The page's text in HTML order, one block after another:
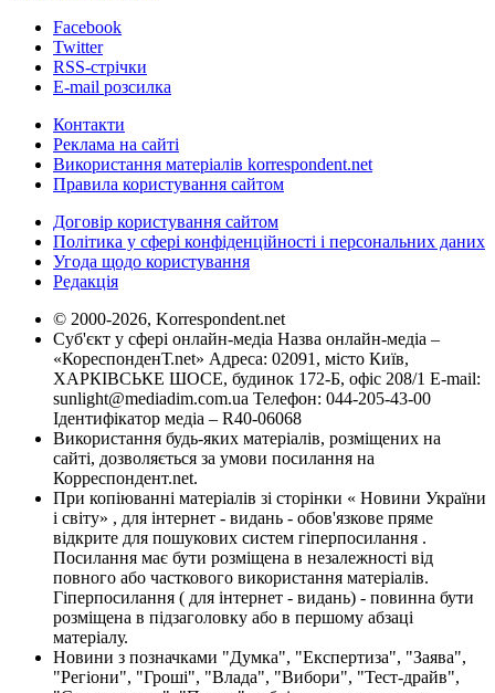
Facebook
Twitter
RSS-стрічки
E-mail розсилка
Контакти
Реклама на сайті
Використання матеріалів korrespondent.net
Правила користування сайтом
Договір користування сайтом
Політика у сфері конфіденційності і персональних даних
Угода щодо користування
Редакція
© 2000-2026, Korrespondent.net
Суб'єкт у сфері онлайн-медіа Назва онлайн-медіа –
«КореспонденТ.net» Адреса: 02091, місто Київ,
ХАРКІВСЬКЕ ШОСЕ, будинок 172-Б, офіс 208/1 E-mail:
sunlight@mediadim.com.ua Телефон: 044-205-43-00
Ідентифікатор медіа – R40-06068
Використання будь-яких матеріалів, розміщених на
сайті, дозволяється за умови посилання на
Корреспондент.net.
При копіюванні матеріалів зі сторінки « Новини України
і світу» , для інтернет - видань - обов'язкове пряме
відкрите для пошукових систем гіперпосилання .
Посилання має бути розміщена в незалежності від
повного або часткового використання матеріалів.
Гіперпосилання ( для інтернет - видань) - повинна бути
розміщена в підзаголовку або в першому абзаці
матеріалу.
Новини з позначками "Думка", "Експертиза", "Заява",
"Регіони", "Гроші", "Влада", "Вибори", "Тест-драйв",